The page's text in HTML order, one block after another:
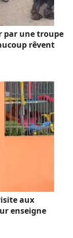
par une troupe
rêvent
aux
enseigne